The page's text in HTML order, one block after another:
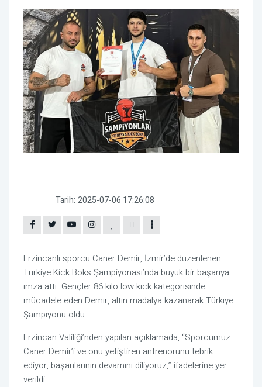
Tarih: 2025-07-06 17:26:08
Erzincanlı sporcu Caner Demir, İzmir’de düzenlenen
Türkiye Kick Boks Şampiyonası’nda büyük bir başarıya
imza attı. Gençler 86 kilo low kick kategorisinde
mücadele eden Demir, altın madalya kazanarak Türkiye
Şampiyonu oldu.
Erzincan Valiliği’nden yapılan açıklamada, “Sporcumuz
Caner Demir’i ve onu yetiştiren antrenörünü tebrik
ediyor, başarılarının devamını diliyoruz,” ifadelerine yer
verildi.